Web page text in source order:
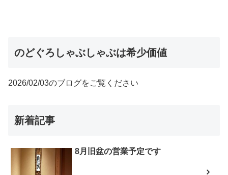
のどぐろしゃぶしゃぶは希少価値
2026/02/03のブログをご覧ください
新着記事
8月旧盆の営業予定です